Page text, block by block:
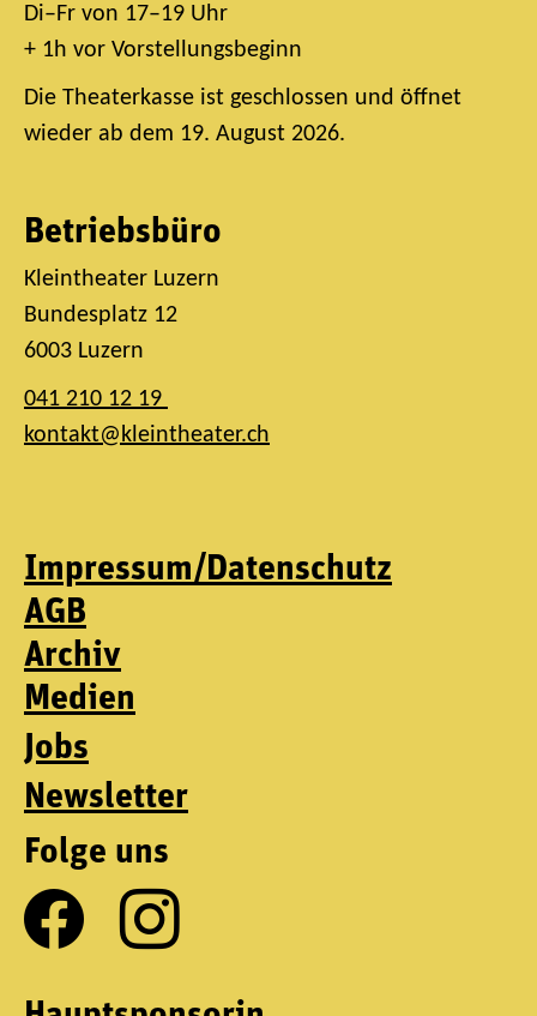
Di–Fr von 17–19 Uhr
+ 1h vor Vorstellungsbeginn
Die Theaterkasse ist geschlossen und öffnet
wieder ab dem 19. August 2026.
Betriebsbüro
Kleintheater Luzern
Bundesplatz 12
6003 Luzern
041 210 12 19
kontakt@kleintheater.ch
Impressum/Datenschutz
AGB
Archiv
Medien
Jobs
Newsletter
Folge uns